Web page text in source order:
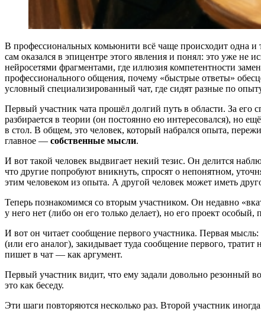
В профессиональных комьюнити всё чаще происходит одна
сам оказался в эпицентре этого явления и понял: это уже
нейросетями фрагментами, где иллюзия компетентности
профессионального общения, почему «быстрые ответы»
условный специализированный чат, где сидят разные по
Первый участник чата прошёл долгий путь в области. За
разбирается в теории (он постоянно ею интересовался), но
в стол. В общем, это человек, который набрался опыта,
главное — собственные мысли.
И вот такой человек выдвигает некий тезис. Он делится
что другие попробуют вникнуть, спросят о непонятном,
этим человеком из опыта. А другой человек может иметь
Теперь познакомимся со вторым участником. Он недавно
у него нет (либо он его только делает), но его проект
И вот он читает сообщение первого участника. Первая
(или его аналог), закидывает туда сообщение первого,
пишет в чат — как аргумент.
Первый участник видит, что ему задали довольно резонный
это как беседу.
Эти шаги повторяются несколько раз. Второй участник